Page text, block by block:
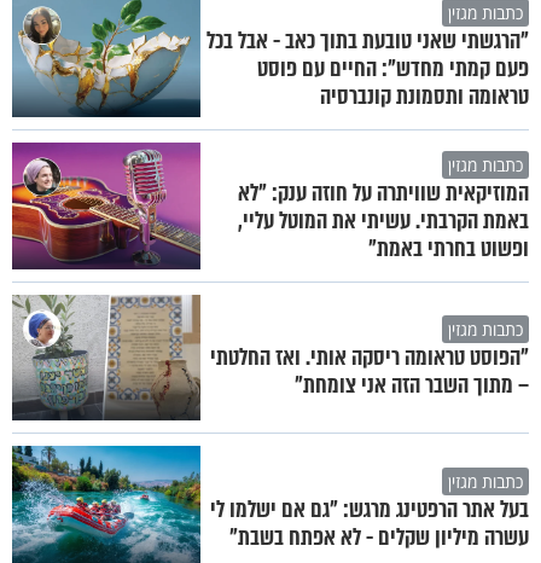
כתבות מגזין
"הרגשתי שאני טובעת בתוך כאב - אבל בכל
פעם קמתי מחדש": החיים עם פוסט
טראומה ותסמונת קונברסיה
כתבות מגזין
המוזיקאית שוויתרה על חוזה ענק: "לא
באמת הקרבתי. עשיתי את המוטל עליי,
ופשוט בחרתי באמת"
כתבות מגזין
"הפוסט טראומה ריסקה אותי. ואז החלטתי
– מתוך השבר הזה אני צומחת"
כתבות מגזין
בעל אתר הרפטינג מרגש: "גם אם ישלמו לי
עשרה מיליון שקלים - לא אפתח בשבת"